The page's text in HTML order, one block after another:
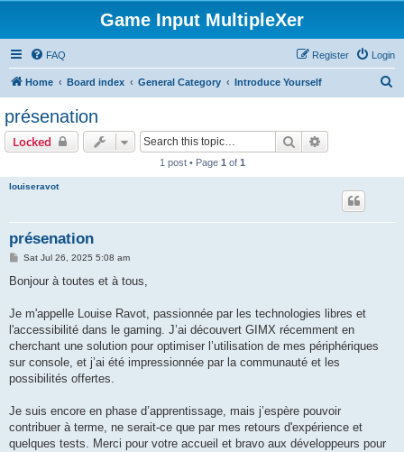
Game Input MultipleXer
FAQ Login
Register
Home Board index General Category Introduce Yourself
présenation
Locked Search
1 post • Page 1 of 1
louiseravot
présenation
P
s
Sat Jul 26, 2025 5:08 am
Bonjour à toutes et à tous,
Je m'appelle Louise Ravot, passionnée par les technologies libres et
l'accessibilité dans le gaming. J’ai découvert GIMX récemment en
cherchant une solution pour optimiser l’utilisation de mes périphériques
sur console, et j’ai été impressionnée par la communauté et les
possibilités offertes.
Je suis encore en phase d’apprentissage, mais j’espère pouvoir
contribuer à terme, ne serait-ce que par mes retours d'expérience et
quelques tests. Merci pour votre accueil et bravo aux développeurs pour